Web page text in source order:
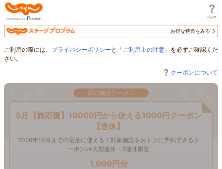
お得な特典をみる
ご利用の際には、 プライバシーポリシー と「ご利用上の注意 」を必ずご確認くだ
さい。
クーポンについて
宿泊施設クーポン
5月【旅応援】10000円から使える1000円クーポン
【連休】
2026年10月までの宿泊に使える！対象施設をおトクに予約できるク
ーポン♪※大型連休・3連休限定
1,000円分